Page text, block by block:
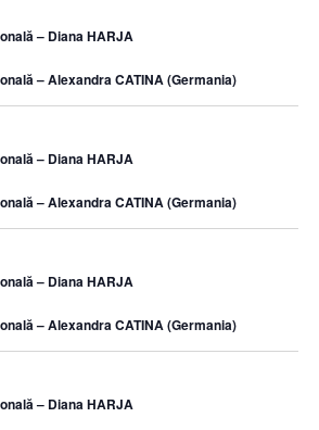
– Diana HARJA
– Alexandra CATINA (Germania)
– Diana HARJA
– Alexandra CATINA (Germania)
– Diana HARJA
– Alexandra CATINA (Germania)
– Diana HARJA